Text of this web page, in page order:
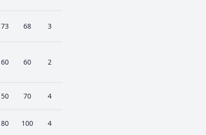
73 68 3
60 60 2
50 70 4
80 100 4